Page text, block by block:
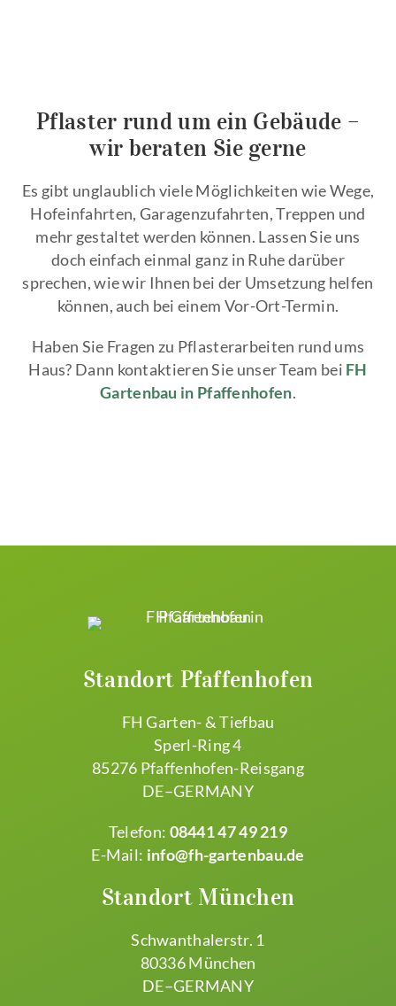
Pflaster rund um ein Gebäude –
wir beraten Sie gerne
Es gibt unglaublich viele Möglichkeiten wie Wege,
Hofeinfahrten, Garagenzufahrten, Treppen und
mehr gestaltet werden können. Lassen Sie uns
doch einfach einmal ganz in Ruhe darüber
sprechen, wie wir Ihnen bei der Umsetzung helfen
können, auch bei einem Vor-Ort-Termin.
Haben Sie Fragen zu Pflasterarbeiten rund ums
Haus? Dann kontaktieren Sie unser Team bei FH
Gartenbau in Pfaffenhofen.
Standort Pfaffenhofen
FH Garten- & Tiefbau
Sperl-Ring 4
85276 Pfaffenhofen-Reisgang
DE–GERMANY
Telefon: 08441 47 49 219
E-Mail: info@fh-gartenbau.de
Standort München
Schwanthalerstr. 1
80336 München
DE–GERMANY